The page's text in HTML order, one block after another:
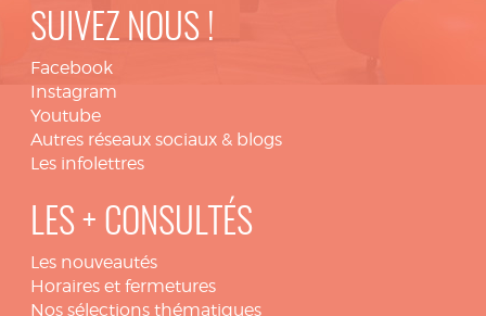
SUIVEZ NOUS !
Facebook
Instagram
Youtube
Autres réseaux sociaux & blogs
Les infolettres
LES + CONSULTÉS
Les nouveautés
Horaires et fermetures
Nos sélections thématiques